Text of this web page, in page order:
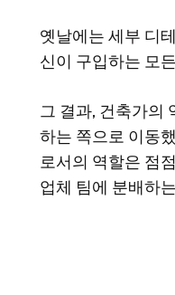
옛날에는 세부 디
신이 구입하는 모
그 결과, 건축가의
하는 쪽으로 이동
로서의 역할은 점
업체 팀에 분배하